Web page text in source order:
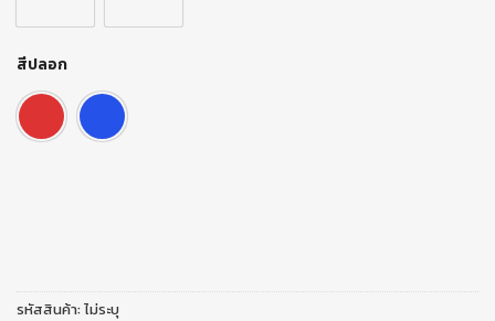
สีปลอก
รหัสสินค้า:ไม่ระบุ